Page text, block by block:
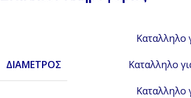
ΔΙΆΜΕΤΡΟΣ
Καταλληλο
Καταλληλο
Καταλληλο